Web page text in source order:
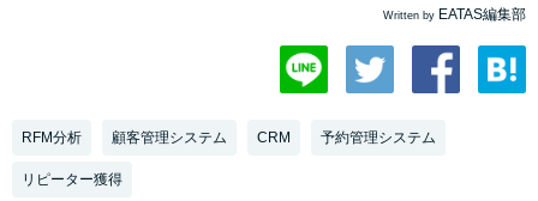
Written by EATAS編集部
RFM分析 顧客管理システム CRM 予約管理システム
リピーター獲得